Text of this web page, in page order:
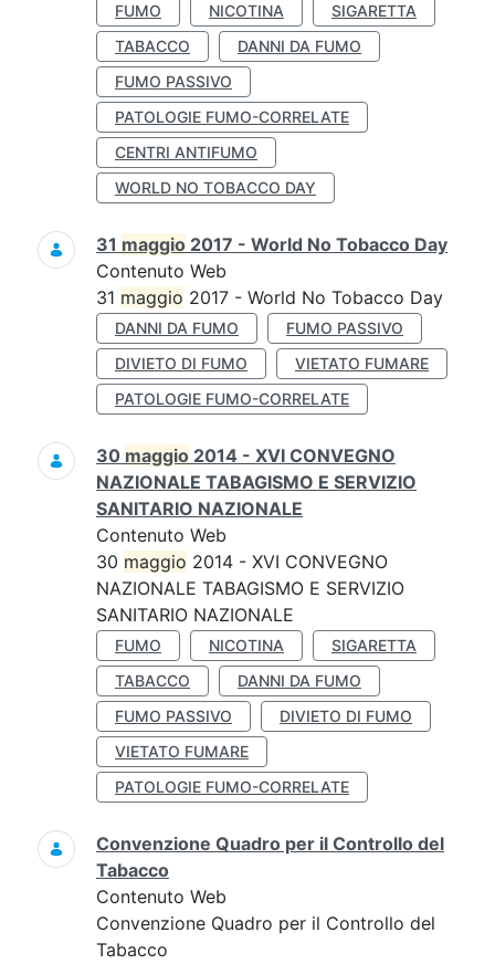
FUMO
NICOTINA
SIGARETTA
TABACCO
DANNI DA FUMO
FUMO PASSIVO
PATOLOGIE FUMO-CORRELATE
CENTRI ANTIFUMO
WORLD NO TOBACCO DAY
31 maggio 2017 - World No Tobacco Day
Contenuto Web
31 maggio 2017 - World No Tobacco Day
DANNI DA FUMO
FUMO PASSIVO
DIVIETO DI FUMO
VIETATO FUMARE
PATOLOGIE FUMO-CORRELATE
30 maggio 2014 - XVI CONVEGNO
NAZIONALE TABAGISMO E SERVIZIO
SANITARIO NAZIONALE
Contenuto Web
30 maggio 2014 - XVI CONVEGNO
NAZIONALE TABAGISMO E SERVIZIO
SANITARIO NAZIONALE
FUMO NICOTINA
SIGARETTA
TABACCO
DANNI DA FUMO
FUMO PASSIVO
DIVIETO DI FUMO
VIETATO FUMARE
PATOLOGIE FUMO-CORRELATE
Convenzione Quadro per il Controllo del
Tabacco
Contenuto Web
Convenzione Quadro per il Controllo del
Tabacco